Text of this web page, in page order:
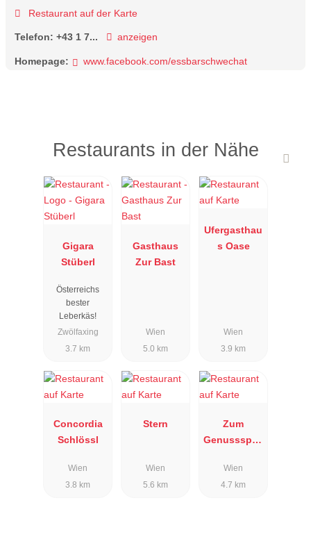
Restaurant auf der Karte
Telefon: +43 1 7... anzeigen
Homepage: www.facebook.com/essbarschwechat
Restaurants in der Nähe
Gigara
Stüberl
Österreichs
bester
Leberkäs!
Zwölfaxing
3.7 km
Gasthaus
Zur Bast
Wien
5.0 km
Ufergasthau
s Oase
Wien
3.9 km
Concordia
Schlössl
Wien
3.8 km
Stern
Wien
5.6 km
Zum
Genussspec
Wien
4.7 km